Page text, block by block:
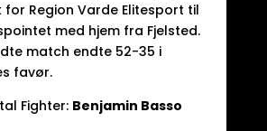
for Region Varde Elitesport til
med hjem fra Fjelsted.
match endte 52-35 i
favør.
Fighter: Benjamin Basso